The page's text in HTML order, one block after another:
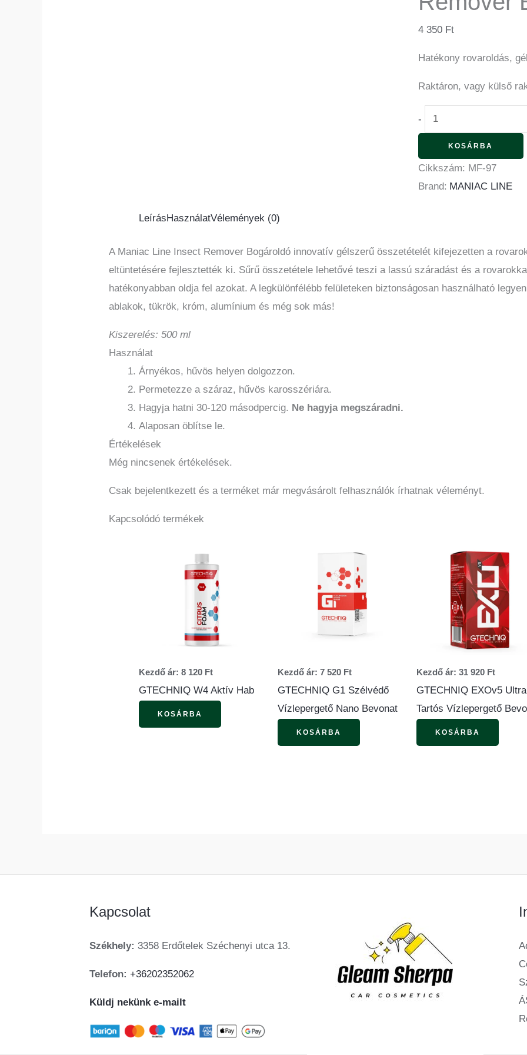
4 350 Ft
Hatékony rovaroldás,
Raktáron, vagy külső
-
KOSÁRBA
Cikkszám: MF-97
Brand: MANIAC LINE
LeírásHasználatVélemények (0)
A Maniac Line Insect Remover Bogároldó innovatív gélszerű összetételét kifejezetten a
eltüntetésére fejlesztették ki. Sűrű összetétele lehetővé teszi a lassú száradást és a
hatékonyabban oldja fel azokat. A legkülönfélébb felületeken biztonságosan használható
ablakok, tükrök, króm, alumínium és még sok más!
Kiszerelés: 500 ml
Használat
Árnyékos, hűvös helyen dolgozzon.
Permetezze a száraz, hűvös karosszériára.
Hagyja hatni 30-120 másodpercig. Ne hagyja megszáradni.
Alaposan öblítse le.
Értékelések
Még nincsenek értékelések.
Csak bejelentkezett és a terméket már megvásárolt felhasználók írhatnak véleményt.
Kapcsolódó termékek
Kezdő ár:8 120 Ft
GTECHNIQ W4 Aktív Hab
KOSÁRBA
A
termékoldalon
Kezdő ár: 7 520 Ft
GTECHNIQ G1 Szélvédő
Vízlepergető Nano Bevonat
KOSÁRBA
a
terméknek
több
variációja
választhatók
Kezdő ár: 31 920 Ft
GTECHNIQ EXOv5 Ultra
Tartós Vízlepergető
KOSÁRBA
a
több
van.
A
Kapcsolat
Székhely: 3358 Erdőtelek Széchenyi utca 13.
Telefon: +36202352062
Küldj nekünk e-mailt